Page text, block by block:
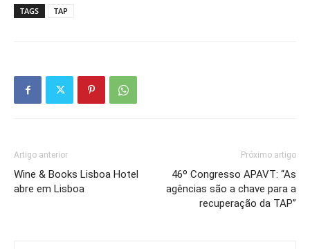
TAGS TAP
Artigo anterior
Wine & Books Lisboa Hotel
abre em Lisboa
Próximo artigo
46º Congresso APAVT: “As
agências são a chave para a
recuperação da TAP”